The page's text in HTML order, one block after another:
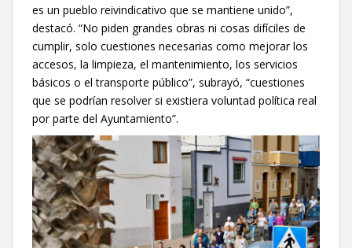
es un pueblo reivindicativo que se mantiene unido”,
destacó. “No piden grandes obras ni cosas difíciles de
cumplir, solo cuestiones necesarias como mejorar los
accesos, la limpieza, el mantenimiento, los servicios
básicos o el transporte público”, subrayó, “cuestiones
que se podrían resolver si existiera voluntad política real
por parte del Ayuntamiento”.